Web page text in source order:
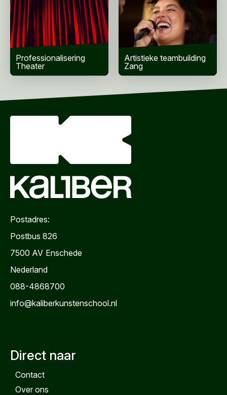
Woonplaats *
Bericht*
VERZENDEN
Professionalisering
Theater
Artistieke teambuilding
Zang
Postadres:
Postbus 826
7500 AV Enschede
Nederland
088-4868700
info@kaliberkunstenschool.nl
Direct naar
Contact
Over ons